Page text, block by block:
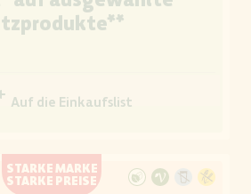
Auf die Einkaufsliste
STARKE MARKE
STARKE PREISE